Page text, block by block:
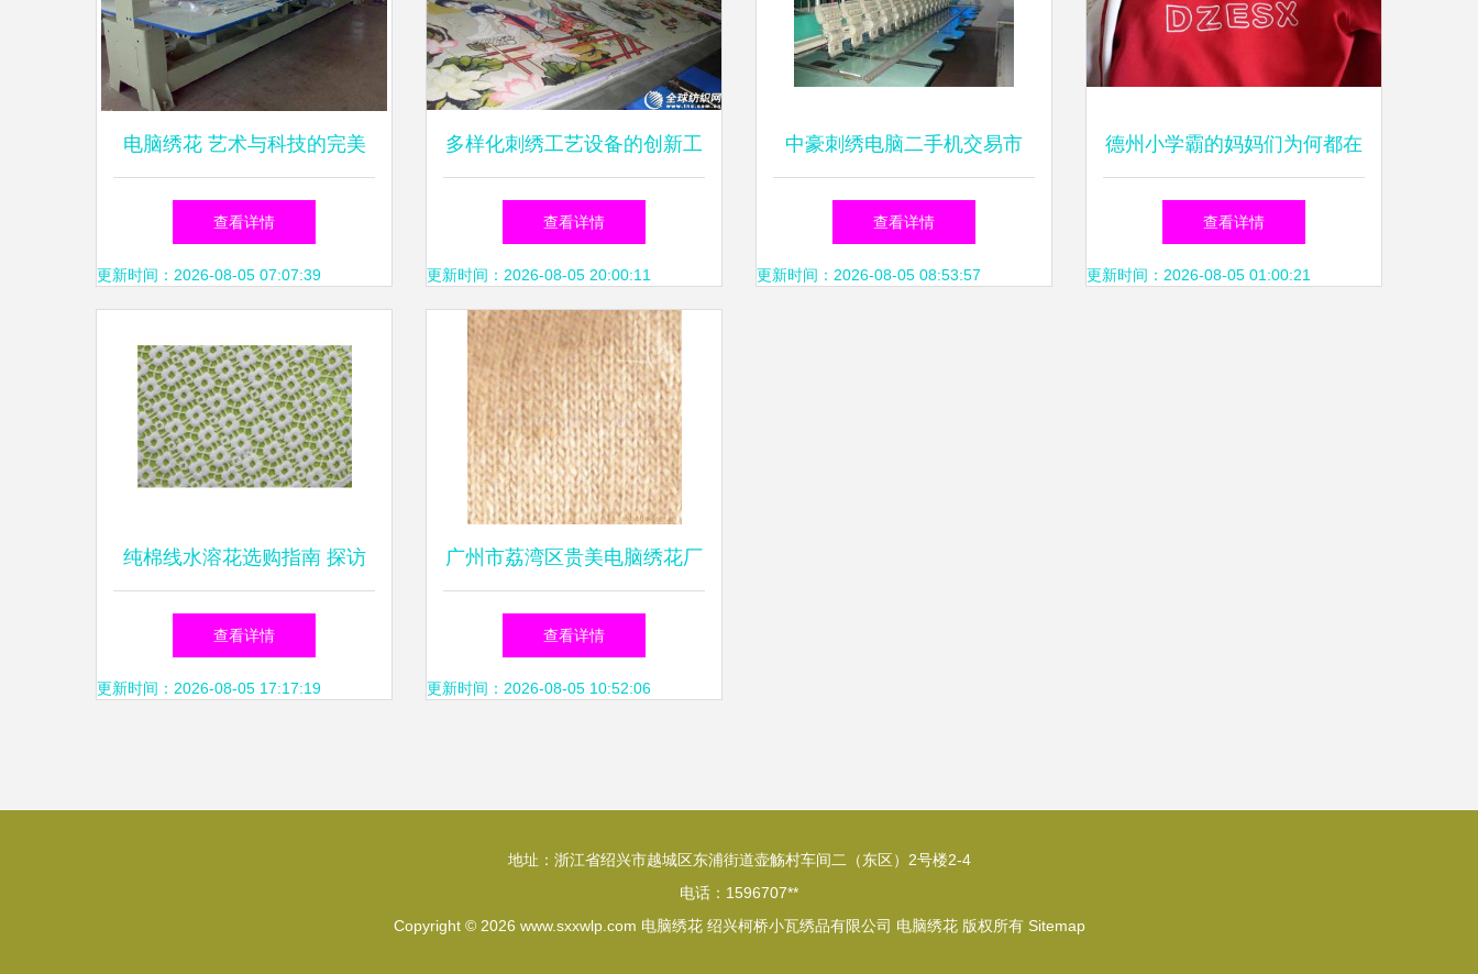
电脑绣花 艺术与科技的完美
交织
查看详情
更新时间：2026-08-05 07:07:39
多样化刺绣工艺设备的创新工
厂与批发选择——全球纺织网
供应信息概览
查看详情
更新时间：2026-08-05 20:00:11
中豪刺绣电脑二手机交易市
场-广州市增城新塘汇美工业
区-绣花机械。进口田岛。百
查看详情
更新时间：2026-08-05 08:53:57
德州小学霸的妈妈们为何都在
寻找“绣自己学校”校徽？以儿
甲为中心的定制大揭秘
查看详情
更新时间：2026-08-05 01:00:21
纯棉线水溶花选购指南 探访
虎门嘉立电脑绣花厂
查看详情
更新时间：2026-08-05 17:17:19
广州市荔湾区贵美电脑绣花厂
科技与传统融合的绣花艺术
查看详情
更新时间：2026-08-05 10:52:06
地址：浙江省绍兴市越城区东浦街道壶觞村车间二（东区）2号楼2-4
电话：1596707**
Copyright © 2026 www.sxxwlp.com 电脑绣花 绍兴柯桥小瓦绣品有限公司 电脑绣花版权所有 Sitemap